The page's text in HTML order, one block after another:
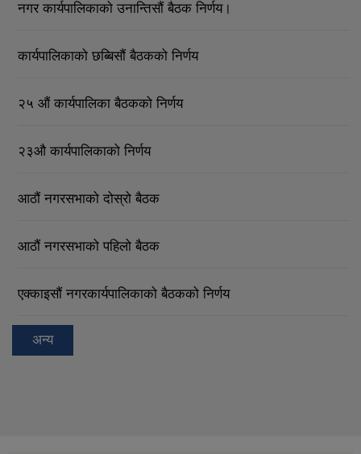
नगर कार्यपालिकाको उनान्तिसौं बैठक निर्णय।
कार्यपालिकाको छब्बिसौं बैठकको निर्णय
२५ औं कार्यपालिका बैठकको निर्णय
२३औ कार्यपालिकाको निर्णय
आठौं नगरसभाको दोस्रो बैठक
आठौं नगरसभाको पहिलो बैठक
एक्काइसौं नगरकार्यपालिकाको बैठकको निर्णय
अन्य